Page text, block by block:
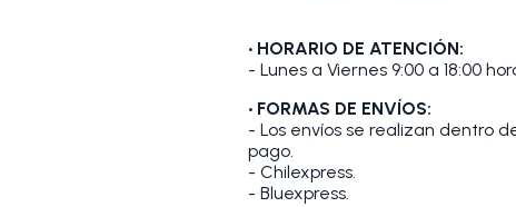
• HORARIO DE ATENCIÓN:
- Lunes a Viernes 9:00 a 18:00
• FORMAS DE ENVÍOS:
- Los envíos se realizan dentro
pago.
- Chilexpress.
- Bluexpress.